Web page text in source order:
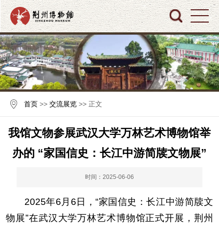
首页 >>交流展览 >> 正文
我馆文物参展武汉大学万林艺术博物馆举
办的 “家国信史：长江中游简牍文物展”
时间：2025-06-06
2025年6月6日，“家国信史：长江中游简牍文
物展”在武汉大学万林艺术博物馆正式开展，荆州